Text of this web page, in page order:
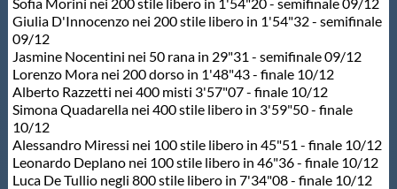
Giulia D'Innocenzo nei 200 stile libero in 1'54"32 - semifinale
09/12
Jasmine Nocentini nei 50 rana in 29"31 - semifinale 09/12
Lorenzo Mora nei 200 dorso in 1'48"43 - finale 10/12
Alberto Razzetti nei 400 misti 3'57"07 - finale 10/12
Simona Quadarella nei 400 stile libero in 3'59"50 - finale
10/12
Alessandro Miressi nei 100 stile libero in 45"51 - finale 10/12
Leonardo Deplano nei 100 stile libero in 46"36 - finale 10/12
Luca De Tullio negli 800 stile libero in 7'34"08 - finale 10/12